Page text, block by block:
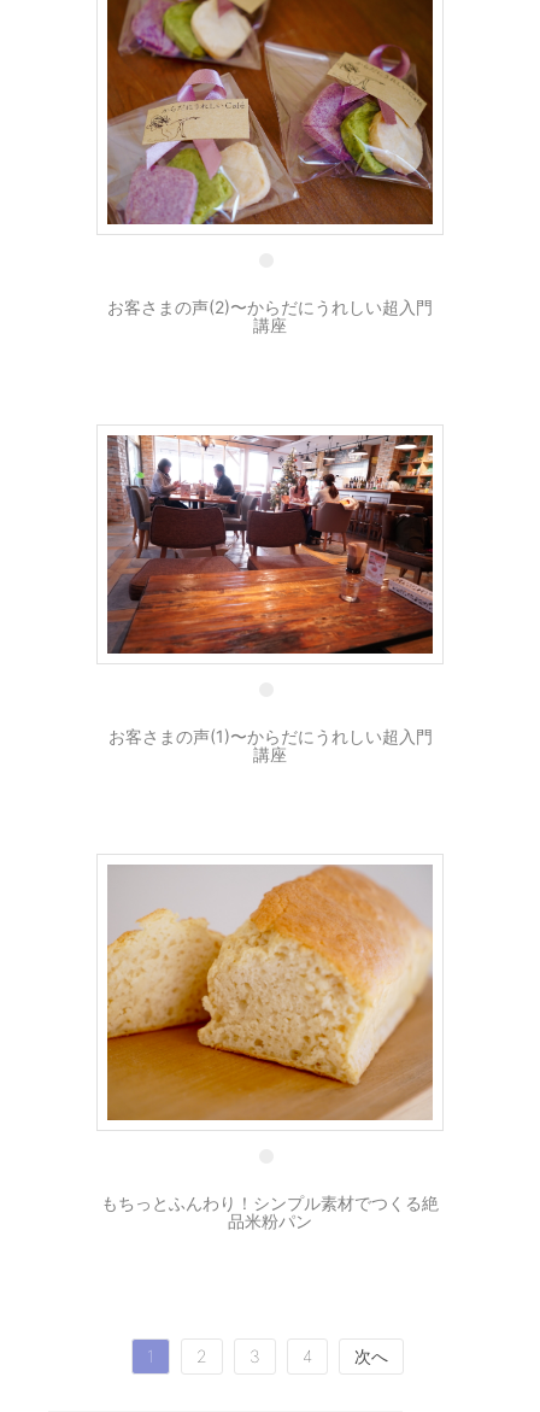
27 12月
お客さまの声(2)〜からだにうれしい超入門
講座
26 12月
お客さまの声(1)〜からだにうれしい超入門
講座
もちっとふんわり！シンプル素材でつくる絶
品米粉パン
1 2 3 4 次へ